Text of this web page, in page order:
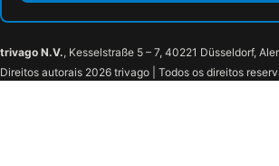
trivago N.V., Kesselstraße 5 – 7, 40221 Düsseldorf,
Direitos autorais 2026 trivago | Todos os direitos